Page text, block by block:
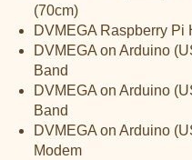
(70cm)
DVMEGA Raspberry Pi
DVMEGA on Arduino
Band
DVMEGA on Arduino
Band
DVMEGA on Arduino
Modem